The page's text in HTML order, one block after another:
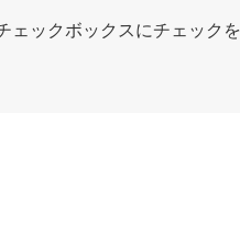
ックボックスにチェック